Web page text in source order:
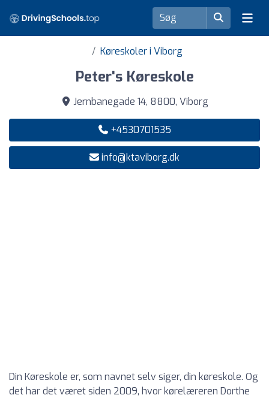
Køreskoler i Viborg
Peter's Køreskole
Jernbanegade 14, 8800, Viborg
+4530701535
info@ktaviborg.dk
Din Køreskole er, som navnet selv siger, din køreskole. Og
det har det været siden 2009, hvor kørelæreren Dorthe